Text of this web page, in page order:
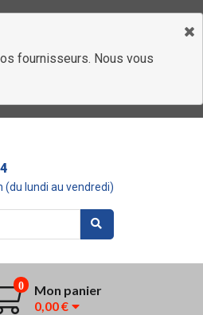
fournisseurs. Nous vous
(du lundi au vendredi)
0
Mon panier
0,00 €